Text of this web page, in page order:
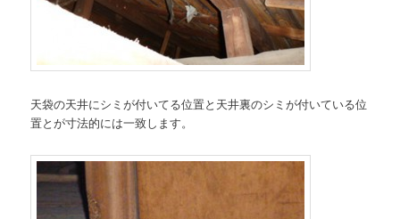
天袋の天井にシミが付いてる位置と天井裏のシミが付いている位
置とが寸法的には一致します。